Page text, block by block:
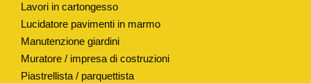
6
8
M
M
Lavori in cartongesso
Lucidatore pavimenti in marmo
Manutenzione giardini
Muratore / impresa di costruzioni
Piastrellista / parquettista